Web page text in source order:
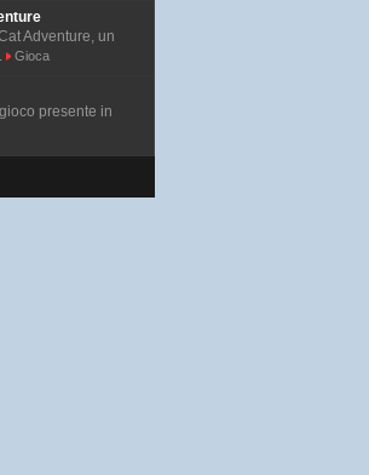
Adventure, un
Gioca
presente in